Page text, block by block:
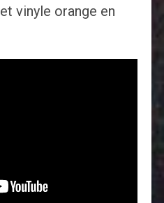
vinyle orange en